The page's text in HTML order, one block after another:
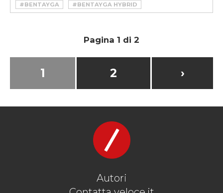
#BENTAYGA
#BENTAYGA HYBRID
#BENTLEY
#ELECTRIC
#HYBRID
Pagina 1 di 2
1 2 ›
Autori